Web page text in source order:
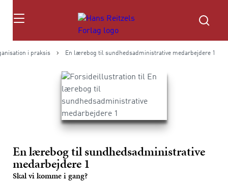
Søg
i praksis En lærebog til sundhedsadministrative medarbejdere 1
En lærebog til sundhedsadministrative
medarbejdere 1
Skal vi komme i gang?